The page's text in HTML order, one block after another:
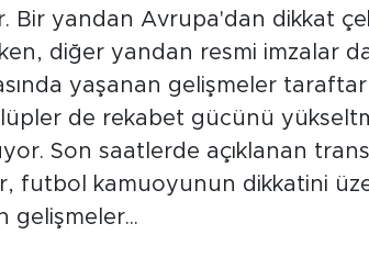
Bir yandan Avrupa'dan dikkat
diğer yandan resmi imzalar
yaşanan gelişmeler
de rekabet gücünü
Son saatlerde açıklanan
futbol kamuoyunun dikkatini
gelişmeler...